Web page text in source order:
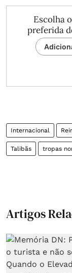
Escolha
preferida
Internacional
Talibãs tropas
Artigos